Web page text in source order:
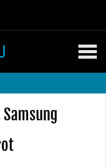
Samsung